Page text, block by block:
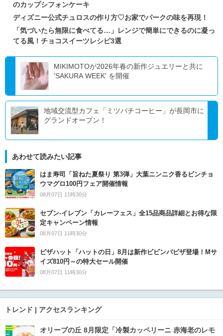
のカップシフォンケーキ
ディズニー公式チュロスの作り方♡お家でパークの味を再現！
「気づいたら無限に食べてる…」レンジで簡単にできるのに凝っ
てる風！チョコスイーツレシピ3選
MIKIMOTOが2026年春の新作ジュエリーと共に
'SAKURA WEEK' を開催
地域交流型カフェ「ミツバチコーヒー」が長岡市に
グランドオープン！
あわせて読みたい記事
はま寿司「旨ねた夏祭り 第3弾」大葉ニンニク香るビンチョ
ウマグロ100円フェア開催情報
08月07日 11時30分
セブン‐イレブン「カレーフェス」全15品商品詳細とお得な限
定キャンペーン情報
08月07日 11時30分
ピザハット「ハットの日」8月は新作ビビンバピザ登場！Mサ
イズ810円～の特大セール開催
08月07日 11時30分
トレンド | アクセスランキング
オリーブの丘 8月限定「冷製カッペリーニ 赤海老のレモ